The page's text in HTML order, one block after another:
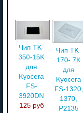
Чип TK-
350-15K
для
Kyocera
FS-
3920DN
125 руб
Чип TK-
170- 7K
для
Kyocera
FS-1320,
1370,
P2135